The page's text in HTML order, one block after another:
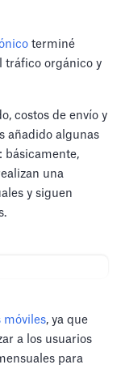
terminé
tráfico orgánico y
costos de envío y
añadido algunas
básicamente,
una
y siguen
móviles, ya que
a los usuarios
para